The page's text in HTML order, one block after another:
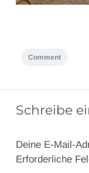
Comment
Schreibe
Deine E-Mail-
Erforderliche